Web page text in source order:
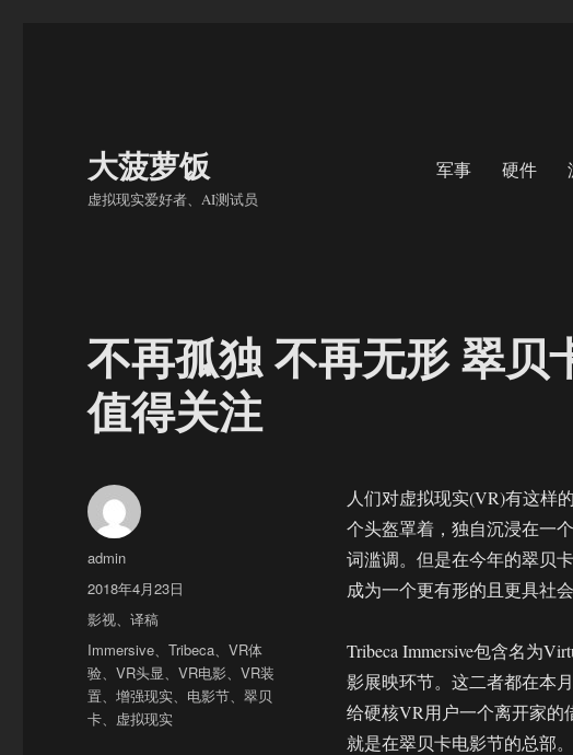
大菠萝饭
虚拟现实爱好者、AI测试员
军事 硬件
不再孤独 不再无形 翠贝
值得关注
人们对虚拟现实(VR)有这样
个头盔罩着，独自沉浸在一
词滥调。但是在今年的翠贝
成为一个更有形的且更具社会
Tribeca Immersive包含名为
影展映环节。这二者都在本
给硬核VR用户一个离开家的
就是在翠贝卡电影节的总部。
作
者
admin
发
布
于
2018年4月23日
分
类
影视、译稿
标
签
Immersive、Tribeca、VR体
验、VR头显、VR电影、VR装
置、增强现实、 电影节、翠贝
卡、 虚拟现实